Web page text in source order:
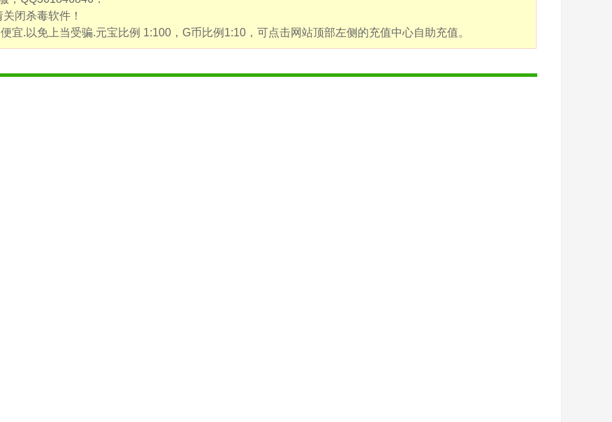
闭杀毒软件！
宜.以免上当受骗.元宝比例 1:100，G币比例1:10，可点击网站顶部左侧的充值中心自助充值。